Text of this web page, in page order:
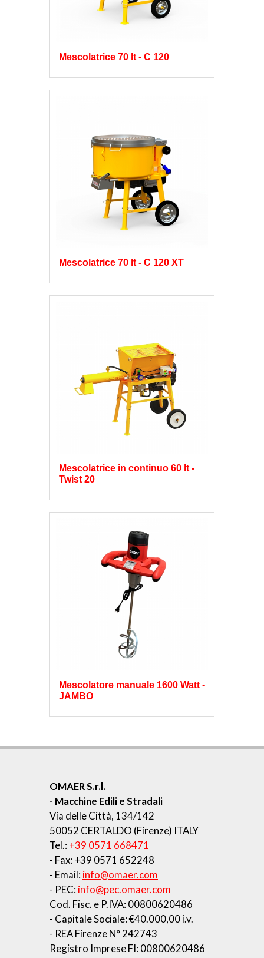
Mescolatrice 70 lt - C 120
Mescolatrice 70 lt - C 120 XT
Mescolatrice in continuo 60 lt -
Twist 20
Mescolatore manuale 1600 Watt -
JAMBO
OMAER S.r.l.
- Macchine Edili e Stradali
Via delle Città, 134/142
50052 CERTALDO (Firenze) ITALY
Tel.: +39 0571 668471
- Fax: +39 0571 652248
- Email: info@omaer.com
- PEC: info@pec.omaer.com
Cod. Fisc. e P.IVA: 00800620486
- Capitale Sociale: €40.000,00 i.v.
- REA Firenze N° 242743
Registro Imprese FI: 00800620486